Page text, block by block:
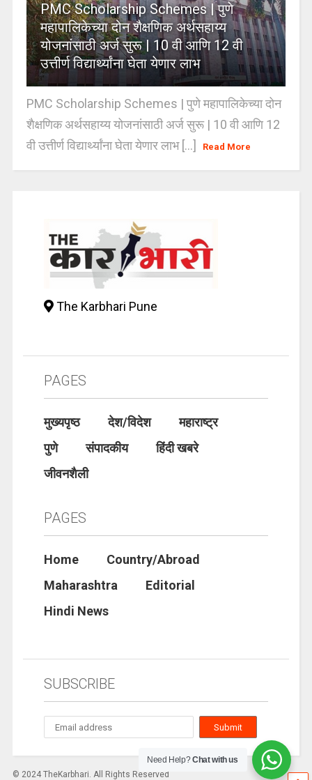
PMC Scholarship Schemes | पुणे
महापालिकेच्या दोन शैक्षणिक अर्थसहाय्य
योजनांसाठी अर्ज सुरू | 10 वी आणि 12 वी
उत्तीर्ण विद्यार्थ्यांना घेता येणार लाभ
PMC Scholarship Schemes | पुणे महापालिकेच्या दोन
शैक्षणिक अर्थसहाय्य योजनांसाठी अर्ज सुरू | 10 वी आणि 12
वी उत्तीर्ण विद्यार्थ्यांना घेता येणार लाभ [...]
Read More
The Karbhari Pune
PAGES
मुख्यपृष्ठ देश/विदेश
महाराष्ट्र
पुणे
संपादकीय
हिंदी खबरे
जीवनशैली
PAGES
Home
Country/Abroad
Maharashtra
Editorial
Hindi News
SUBSCRIBE
© 2024 TheKarbhari. All Rights Reserved
Need Help?Chat with us